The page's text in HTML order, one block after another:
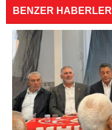
BENZER HABERLER